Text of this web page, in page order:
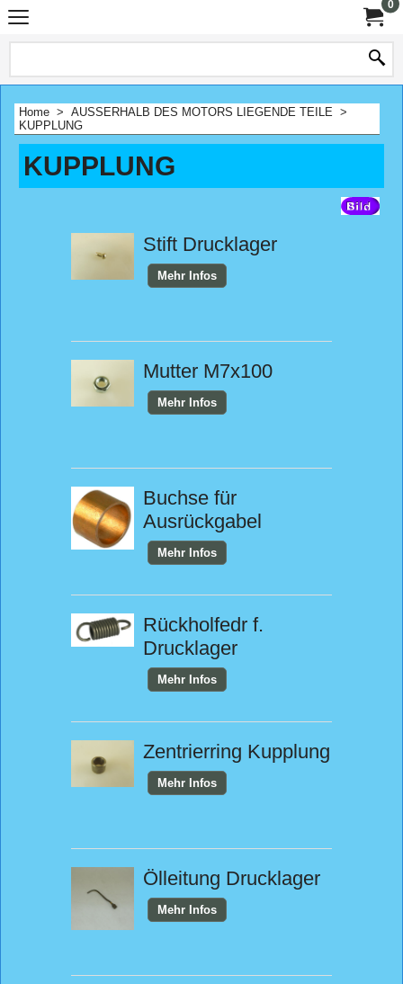
0
Home > AUSSERHALB DES MOTORS LIEGENDE TEILE >
KUPPLUNG
KUPPLUNG
Stift Drucklager
Mehr Infos
Mutter M7x100
Mehr Infos
Buchse für
Ausrückgabel
Mehr Infos
Rückholfedr f.
Drucklager
Mehr Infos
Zentrierring Kupplung
Mehr Infos
Ölleitung Drucklager
Mehr Infos